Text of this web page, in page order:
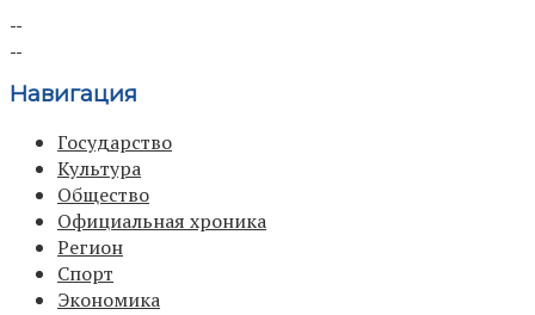
Навигация
Государство
Культура
Общество
Официальная хроника
Регион
Спорт
Экономика